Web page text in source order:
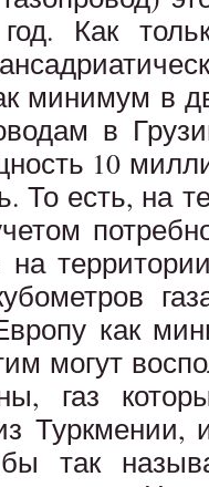
Как
минимум в
в
10
То есть, на
как
могут
газ
Туркмении,
так